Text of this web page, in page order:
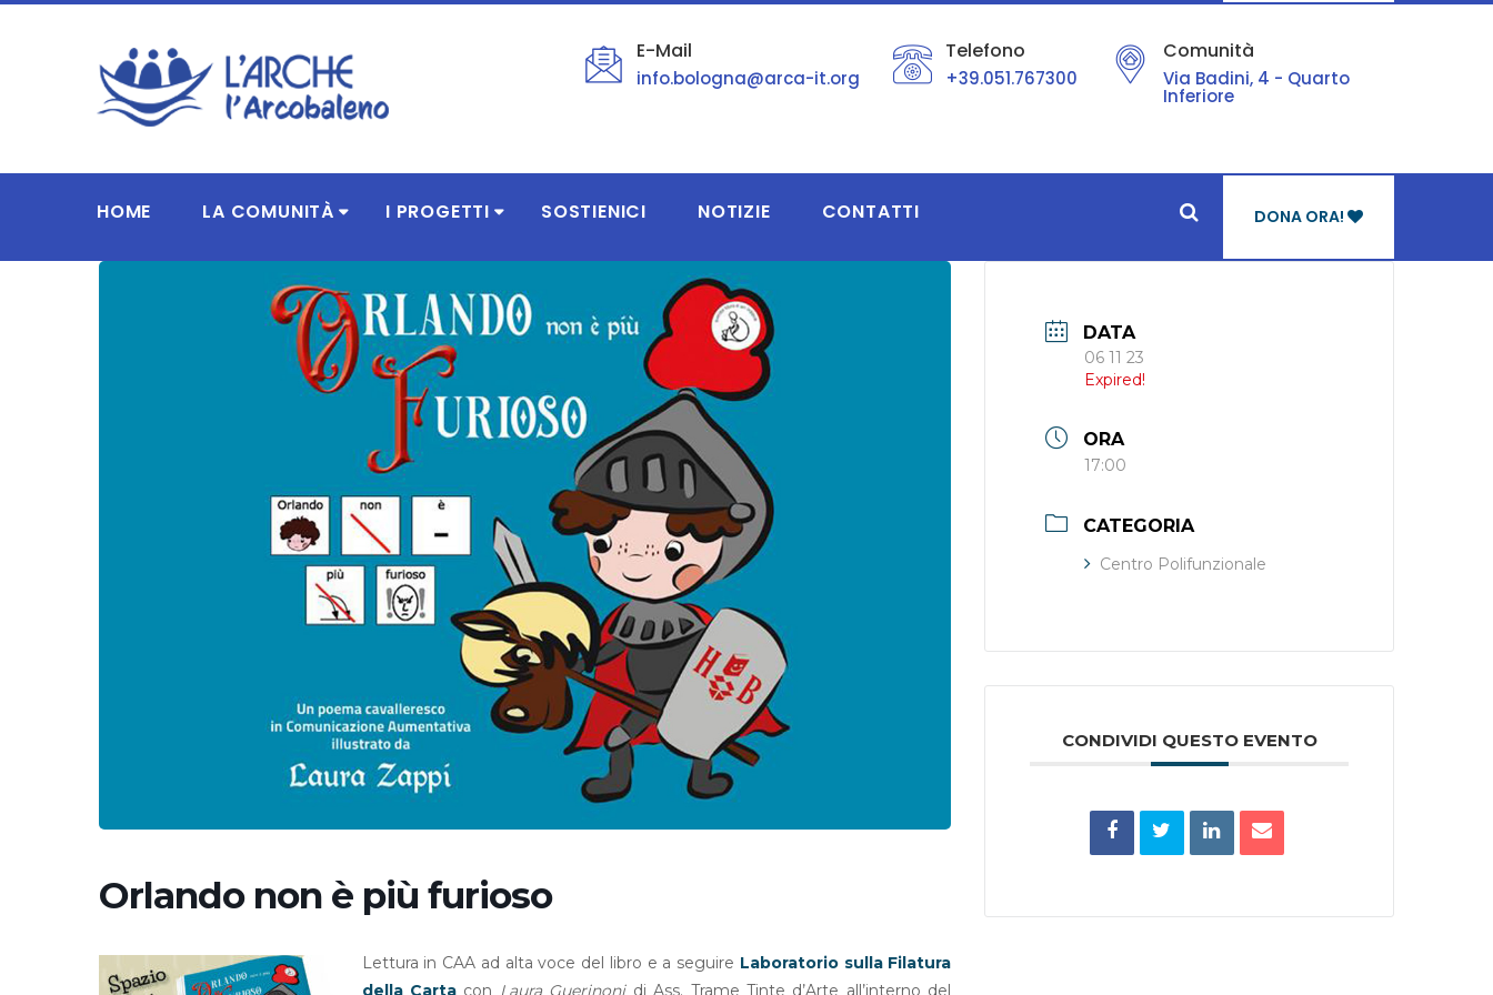
E-Mail
info.bologna@arca-it.org
Telefono
+39.051.767300
Comunità
Via Badini, 4 - Quarto
Inferiore
HOME LA COMUNITÀ I PROGETTI SOSTIENICI NOTIZIE CONTATTI DONA ORA!
Orlando non è più furioso
Lettura in CAA ad alta voce del libro e a seguire Laboratorio sulla Filatura
della Cartacon Laura Guerinonidi Ass. Trame Tinte d’Arte all’interno del
DATA
06 11 23
Expired!
ORA
17:00
CATEGORIA
Centro Polifunzionale
CONDIVIDI QUESTO EVENTO